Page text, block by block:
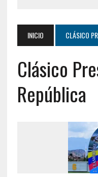
INICIO CLÁSICO
Clásico
República